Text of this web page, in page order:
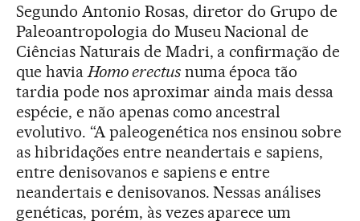
Segundo Antonio Rosas, diretor do Grupo de
Paleoantropologia do Museu Nacional de
Ciências Naturais de Madri, a confirmação de
que havia Homo erectusnuma época tão
tardia pode nos aproximar ainda mais dessa
espécie, e não apenas como ancestral
evolutivo. “A paleogenética nos ensinou sobre
as hibridações entre neandertais e sapiens,
entre denisovanos e sapiens e entre
neandertais e denisovanos. Nessas análises
genéticas, porém, às vezes aparece um